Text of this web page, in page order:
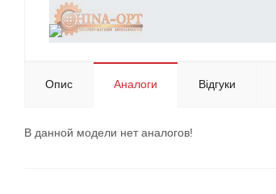
Опис Аналоги Відгуки
В данной модели нет аналогов!